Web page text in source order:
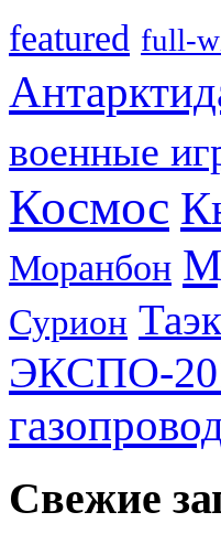
featured full-
военные
Космос
Моранбон
Сурион
ЭКСПО-
Свежие